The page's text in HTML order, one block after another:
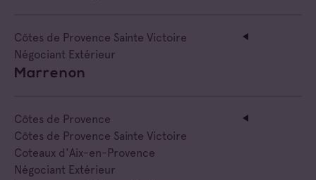
Côtes de Provence Sainte Victoire
Négociant Extérieur
Marrenon
Côtes de Provence
Côtes de Provence Sainte Victoire
Coteaux d'Aix-en-Provence
Négociant Extérieur